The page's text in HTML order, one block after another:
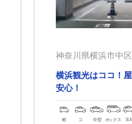
神奈川県横浜市中
横浜観光はココ！
安心！
軽 コ 中型 ボックス